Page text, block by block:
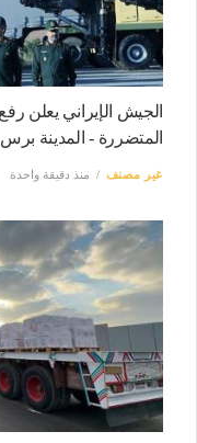
الجيش الإيراني يعلن
المتضررة - المدينة برس
غير مصنف منذ دقيقة واحدة